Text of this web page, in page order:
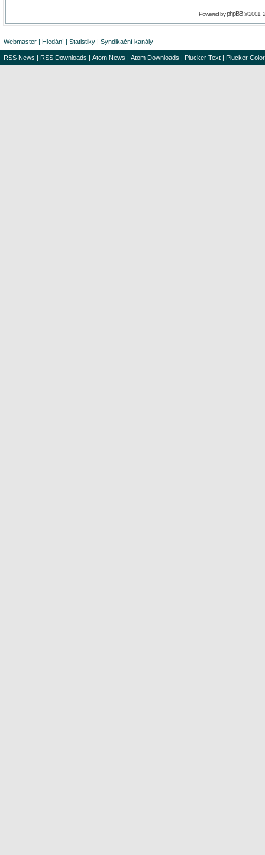
Powered byphpBB© 2001,
Webmaster | Hledání | Statistiky | Syndikační kanály
RSS News | RSS Downloads | Atom News | Atom Downloads | Plucker Text | Plucker Color